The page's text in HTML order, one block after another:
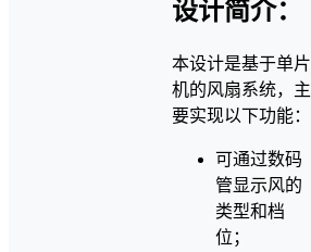
设计简介：
本设计是基于单片
机的风扇系统，主
要实现以下功能：
可通过数码
管显示风的
类型和档
位；